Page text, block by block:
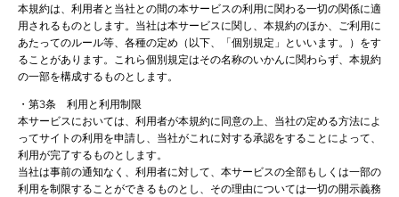
本規約は、利用者と当社との間の本サービスの利用に関わる一切の関係に適
用されるものとします。当社は本サービスに関し、本規約のほか、ご利用に
あたってのルール等、各種の定め（以下、「個別規定」といいます。）をす
ることがあります。これら個別規定はその名称のいかんに関わらず、本規約
の一部を構成するものとします。
・第3条 利用と利用制限
本サービスにおいては、利用者が本規約に同意の上、当社の定める方法によ
ってサイトの利用を申請し、当社がこれに対する承認をすることによって、
利用が完了するものとします。
当社は事前の通知なく、利用者に対して、本サービスの全部もしくは一部の
利用を制限することができるものとし、その理由については一切の開示義務